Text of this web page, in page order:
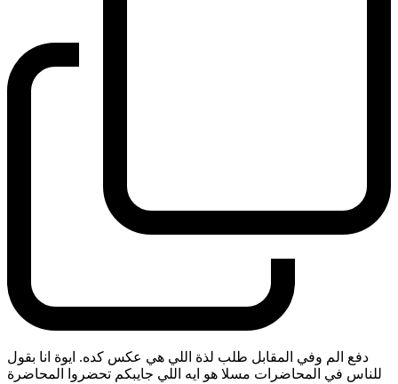
دفع الم وفي المقابل طلب لذة اللي هي عكس كده. ايوة انا بقول
للناس في المحاضرات مسلا هو ايه اللي جايبكم تحضروا المحاضرة